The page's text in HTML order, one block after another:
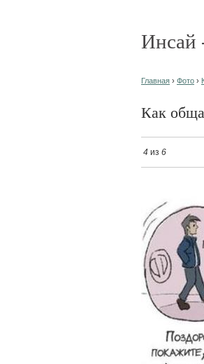
Инсай
Главная › Фото ›
Как
4 из 6